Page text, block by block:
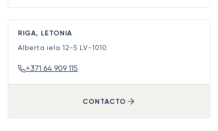
RIGA, LETONIA
Alberta iela 12-5 LV-1010
+371 64 909 115
CONTACTO